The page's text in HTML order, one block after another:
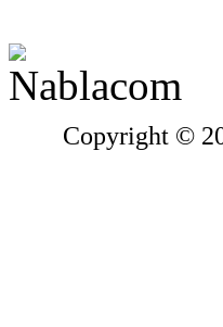
Copyright ©